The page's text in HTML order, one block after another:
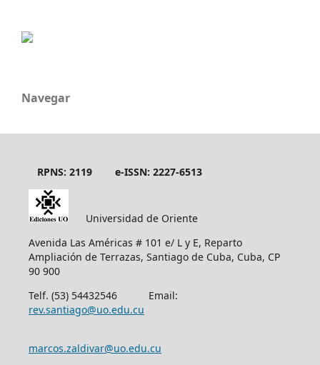
Navegar
RPNS: 2119 e-ISSN: 2227-6513
Universidad de Oriente
Avenida Las Américas # 101 e/ L y E, Reparto
Ampliación de Terrazas, Santiago de Cuba, Cuba, CP
90 900
Telf. (53) 54432546 Email:
rev.santiago@uo.edu.cu
marcos.zaldivar@uo.edu.cu